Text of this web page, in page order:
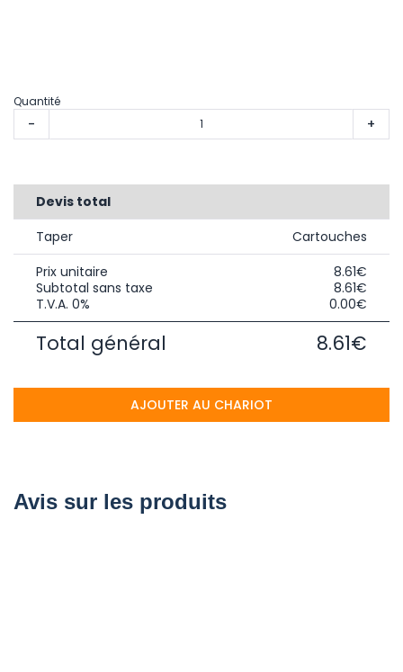
Avis sur les produits
Quantité
- +
Devis total
Taper
Cartouches
Prix unitaire
8.61€
Subtotal sans taxe
8.61€
T.V.A. 0%
0.00€
Total général 8.61€
AJOUTER AU CHARIOT